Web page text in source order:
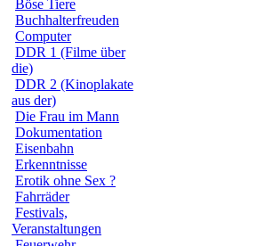
Böse Tiere
Buchhalterfreuden
Computer
DDR 1 (Filme über
die)
DDR 2 (Kinoplakate
aus der)
Die Frau im Mann
Dokumentation
Eisenbahn
Erkenntnisse
Erotik ohne Sex ?
Fahrräder
Festivals,
Veranstaltungen